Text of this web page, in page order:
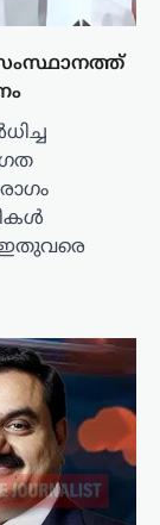
ഇതുവരെ